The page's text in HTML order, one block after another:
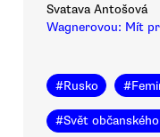
Svatava Antošová
Wagnerovou: Mít
#Rusko #
#Svět